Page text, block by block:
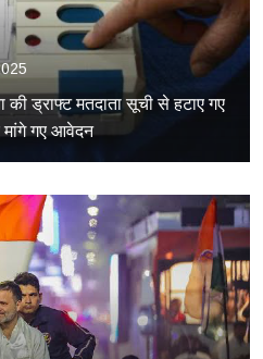
ड्राफ्ट मतदाता सूची से हटाए गए
मांगे गए आवेदन